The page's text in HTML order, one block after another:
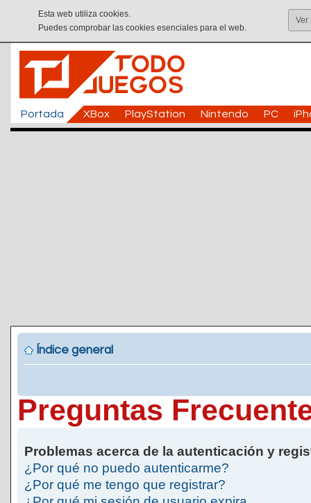
Esta web utiliza cookies.
Puedes comprobar las cookies esenciales para el web.
Ver
Portada XBox PlayStation Nintendo PC
Índice general
Preguntas
Problemas acerca de la autenticación y
¿Por qué no puedo autenticarme?
¿Por qué me tengo que registrar?